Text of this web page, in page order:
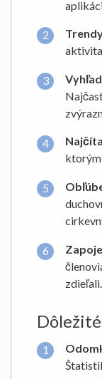
zdieľali.